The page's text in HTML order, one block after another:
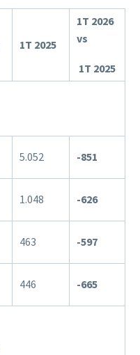
1T 2025
1T 2026
vs
1T 2025
5.052 -851
1.048 -626
463 -597
446 -665